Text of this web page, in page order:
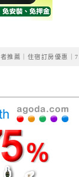
推薦｜住宿訂房優惠｜